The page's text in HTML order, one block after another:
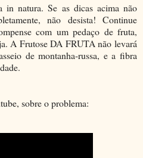
in natura.Se as dicas acima não
não desista! Continue
com um pedaço de fruta,
A Frutose DA FRUTA não levará
de montanha-russa, e a fibra
sobre o problema: